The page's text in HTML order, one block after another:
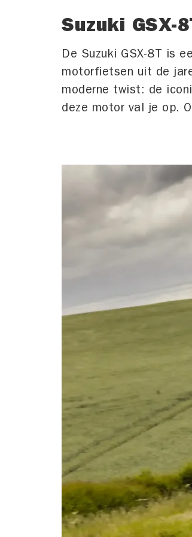
Suzuki GSX-
De Suzuki GSX-8T is
motorfietsen uit de
moderne twist: de
deze motor val je op.